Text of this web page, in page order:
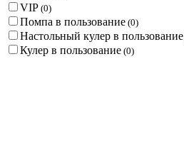
VIP (0)
Помпа в пользование (0)
Настольный кулер в пользование
Кулер в пользование (0)